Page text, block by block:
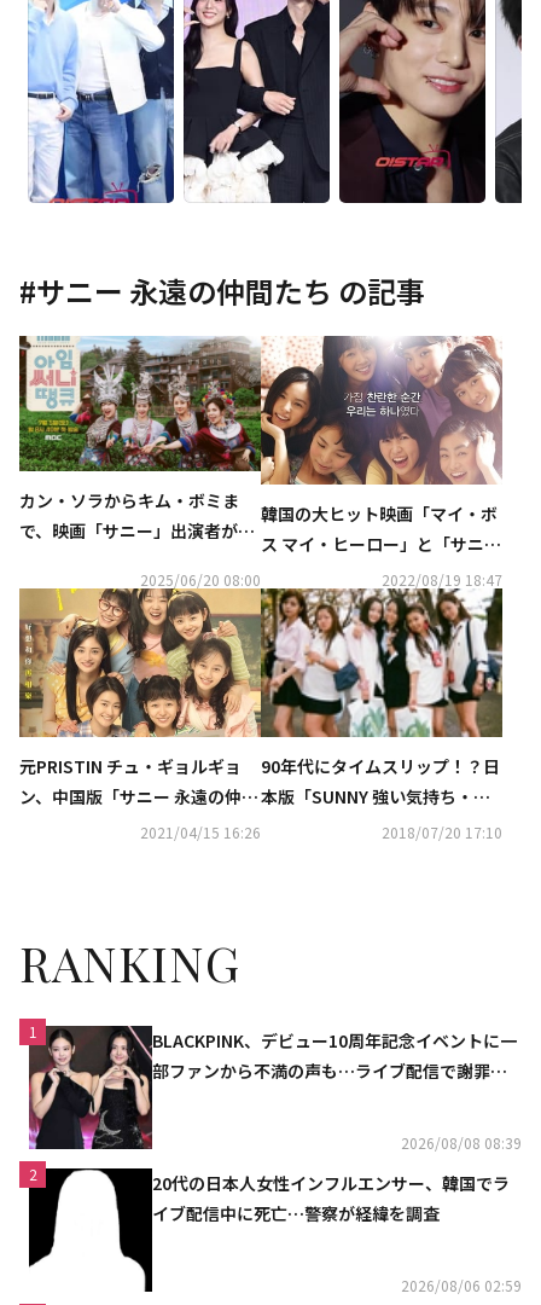
#サニー 永遠の仲間たち の記事
カン・ソラからキム・ボミま
で、映画「サニー」出演者が集
で初放送
2025/06/20 08:00
韓国の大ヒット映画「マイ・ボ
ス マイ・ヒーロー」と「サニー
永遠の仲間たち」がドラマ化決
定
2022/08/19 18:47
元PRISTIN チュ・ギョルギョ
ン、中国版「サニー 永遠の仲間
たち」に出演決定…ポスターを
2021/04/15 16:26
90年代にタイムスリップ！？日
本版「SUNNY 強い気持ち・強
い愛」出演者の“写ルンです”メ
2018/07/20 17:10
RANKING
1
BLACKPINK、デビュー10周年記念イベントに一
部ファンから不満の声も…ライブ配信で謝罪
2026/08/08 08:39
2
20代の日本人女性インフルエンサー、韓国でラ
イブ配信中に死亡…警察が経緯を調査
2026/08/06 02:59